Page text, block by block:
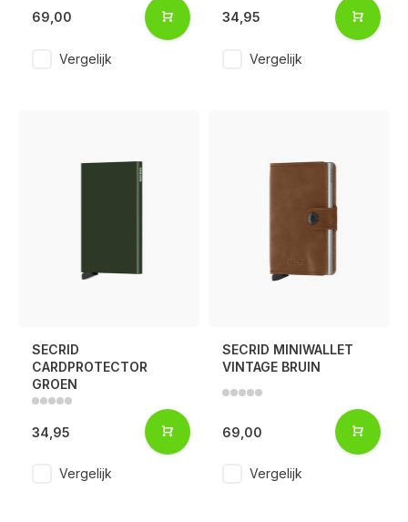
Voor 17:00 besteld, is vandaag verzonden (ma-vr)
69,00
Vergelijk
34,95
Vergelijk
SECRID
CARDPROTECTOR
GROEN
34,95
Vergelijk
SECRID MINIWALLET
VINTAGE BRUIN
69,00
Vergelijk